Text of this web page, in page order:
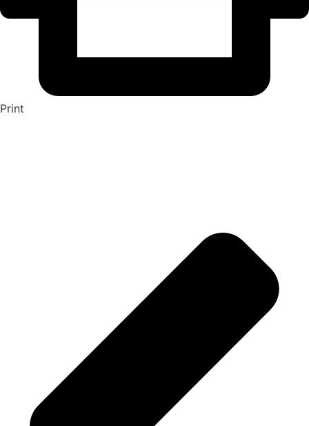
Print